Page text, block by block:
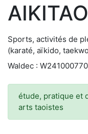
AIKITAO
Sports, activités de
(karaté, aïkido,
Waldec : W241000770
étude, pratique et
arts taoistes